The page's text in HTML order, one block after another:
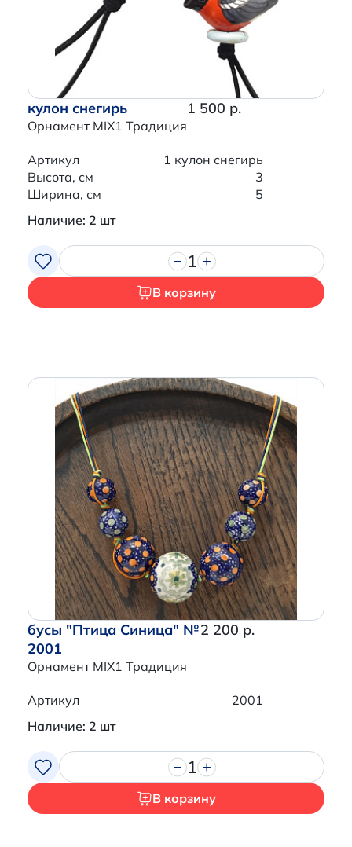
кулон снегирь
Орнамент MIX1 Традиция
1 500 р.
Артикул
1 кулон снегирь
Высота, см
3
Ширина, см
5
Наличие: 2 шт
1
В корзину
бусы "Птица Синица" №
2001
Орнамент MIX1 Традиция
2 200 р.
Артикул
2001
Наличие: 2 шт
1
В корзину